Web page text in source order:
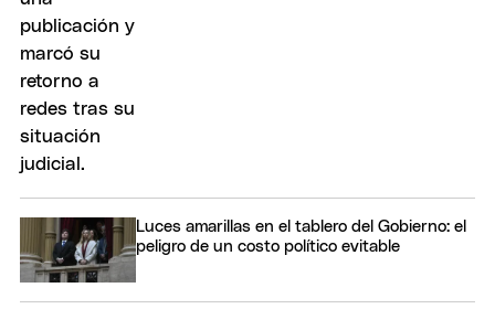
Luces amarillas en el tablero del Gobierno: el
peligro de un costo político evitable